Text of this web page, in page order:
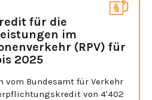
für die
im
(RPV) für
2025
vom Bundesamt für Verkehr
von 4'402